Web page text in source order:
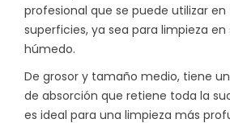
profesional que se puede utilizar
superficies, ya sea para limpieza en
húmedo.
De grosor y tamaño medio, tiene
de absorción que retiene toda la
es ideal para una limpieza más